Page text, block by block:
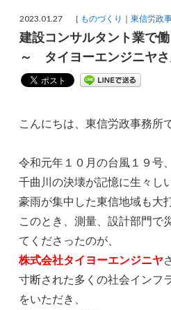
2023.01.27 ［ ものづくり 東信労政
建設コンサルタント業で
～ タイヨーエンジニヤ
こんにちは、東信労政事務所
令和元年１０月の台風１９号、
千曲川の決壊が記憶に生々し
豪雨が集中した東信地域も大
このとき、測量、設計部門で
てくださったのが、
株式会社タイヨーエンジニヤ
寸断された多くの社会インフ
をいただき、